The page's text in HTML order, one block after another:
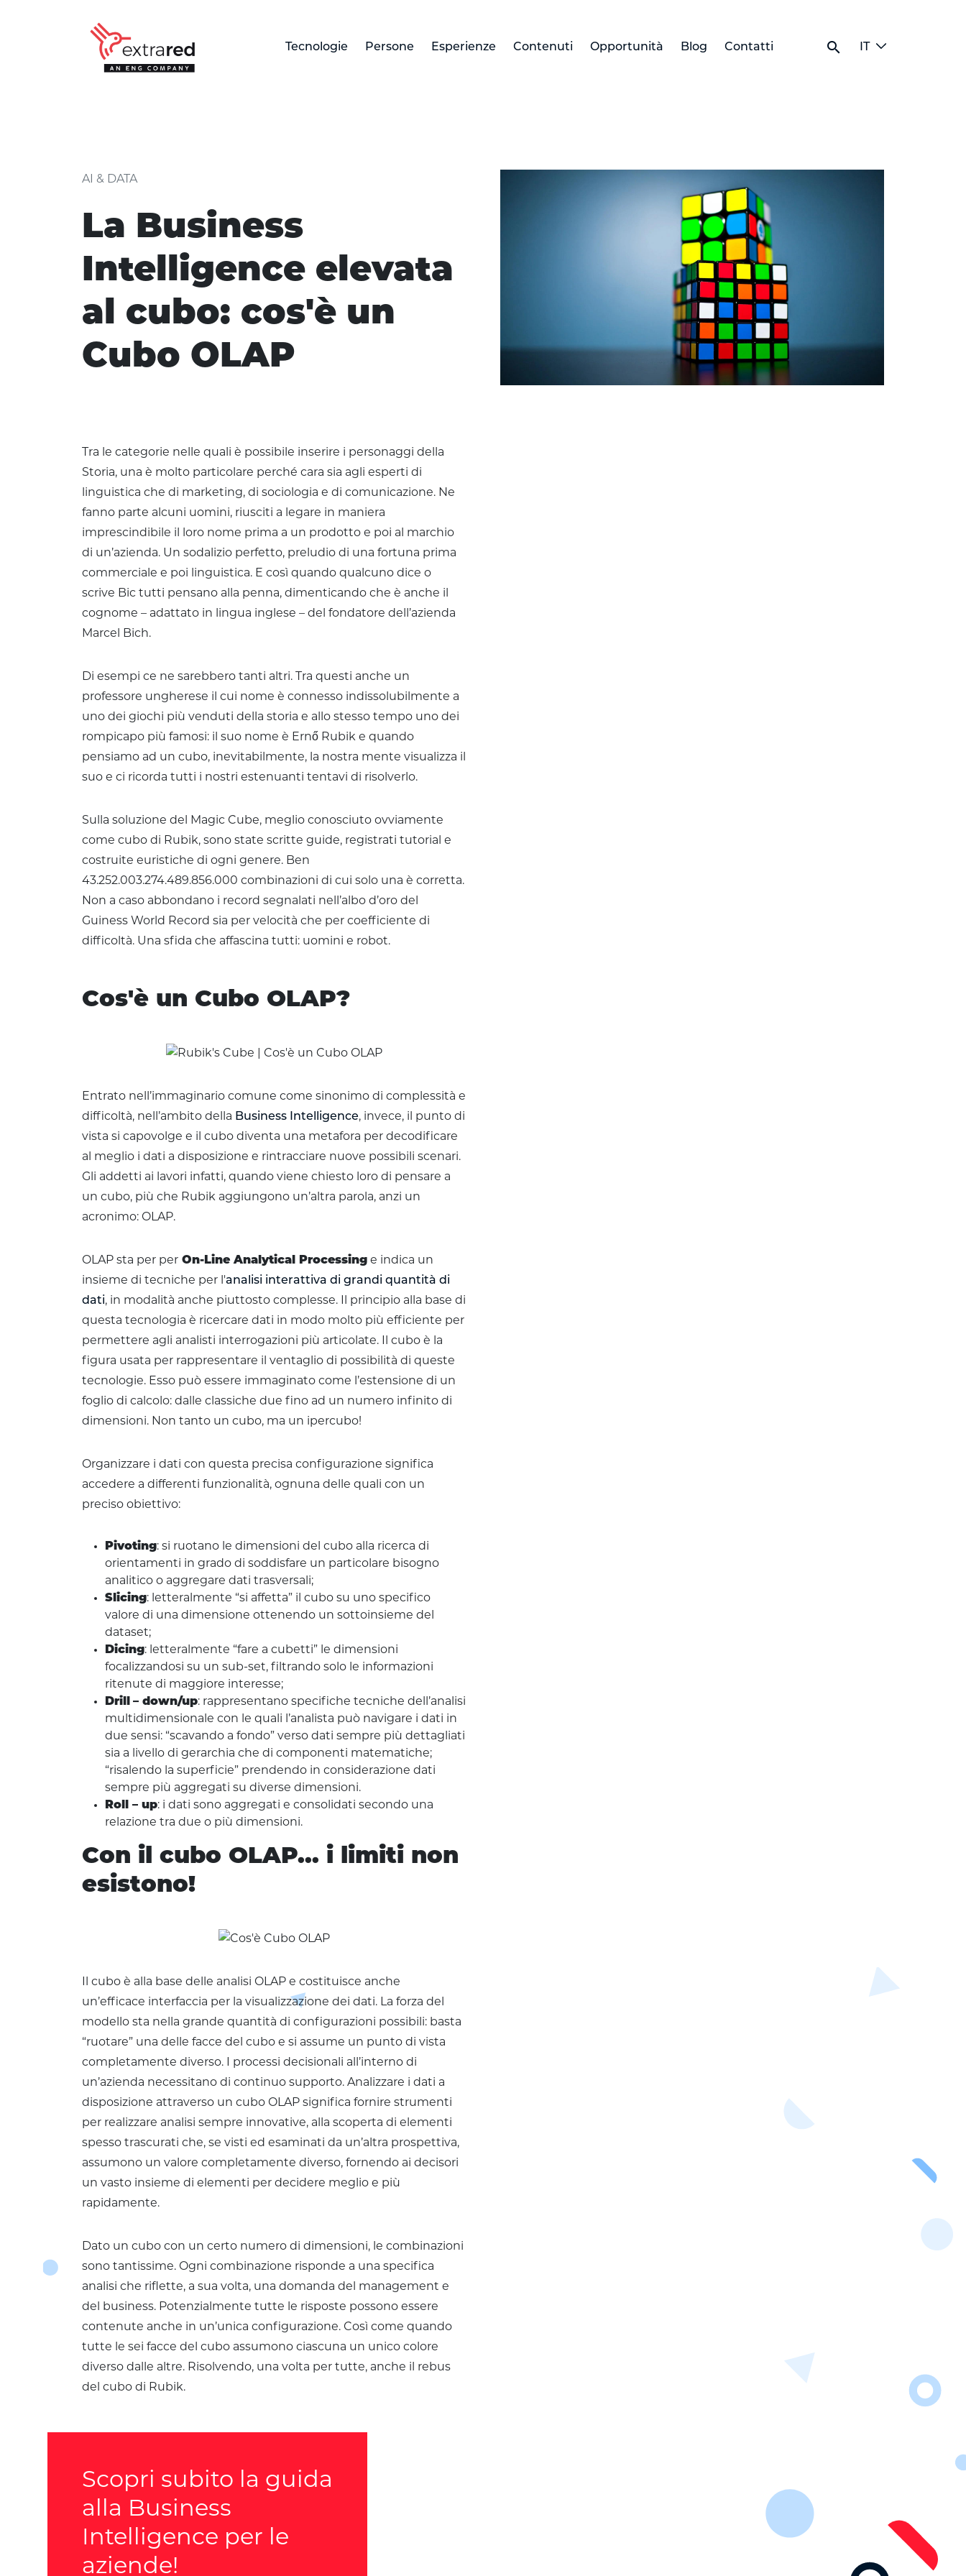
Tecnologie Persone Esperienze Contenuti Opportunità Blog Contatti search
AI & DATA
La Business
Intelligence elevata
al cubo: cos'è un
Cubo OLAP
Tra le categorie nelle quali è possibile inserire i personaggi della
Storia, una è molto particolare perché cara sia agli esperti di
linguistica che di marketing, di sociologia e di comunicazione. Ne
fanno parte alcuni uomini, riusciti a legare in maniera
imprescindibile il loro nome prima a un prodotto e poi al marchio
di un’azienda. Un sodalizio perfetto, preludio di una fortuna prima
commerciale e poi linguistica. E così quando qualcuno dice o
scrive Bic tutti pensano alla penna, dimenticando che è anche il
cognome – adattato in lingua inglese – del fondatore dell’azienda
Marcel Bich.
Di esempi ce ne sarebbero tanti altri. Tra questi anche un
professore ungherese il cui nome è connesso indissolubilmente a
uno dei giochi più venduti della storia e allo stesso tempo uno dei
rompicapo più famosi: il suo nome è Ernő Rubik e quando
pensiamo ad un cubo, inevitabilmente, la nostra mente visualizza il
suo e ci ricorda tutti i nostri estenuanti tentavi di risolverlo.
Sulla soluzione del Magic Cube, meglio conosciuto ovviamente
come cubo di Rubik, sono state scritte guide, registrati tutorial e
costruite euristiche di ogni genere. Ben
43.252.003.274.489.856.000 combinazioni di cui solo una è corretta.
Non a caso abbondano i record segnalati nell’albo d’oro del
Guiness World Record sia per velocità che per coefficiente di
difficoltà. Una sfida che affascina tutti: uomini e robot.
Cos'è un Cubo OLAP?
Entrato nell’immaginario comune come sinonimo di complessità e
difficoltà, nell’ambito della Business Intelligence, invece, il punto di
vista si capovolge e il cubo diventa una metafora per decodificare
al meglio i dati a disposizione e rintracciare nuove possibili scenari.
Gli addetti ai lavori infatti, quando viene chiesto loro di pensare a
un cubo, più che Rubik aggiungono un’altra parola, anzi un
acronimo: OLAP.
OLAP sta per per On-Line Analytical Processing e indica un
insieme di tecniche per l'analisi interattiva di grandi quantità di
dati, in modalità anche piuttosto complesse. Il principio alla base di
questa tecnologia è ricercare dati in modo molto più efficiente per
permettere agli analisti interrogazioni più articolate. Il cubo è la
figura usata per rappresentare il ventaglio di possibilità di queste
tecnologie. Esso può essere immaginato come l’estensione di un
foglio di calcolo: dalle classiche due fino ad un numero infinito di
dimensioni. Non tanto un cubo, ma un ipercubo!
Organizzare i dati con questa precisa configurazione significa
accedere a differenti funzionalità, ognuna delle quali con un
preciso obiettivo:
Pivoting: si ruotano le dimensioni del cubo alla ricerca di
orientamenti in grado di soddisfare un particolare bisogno
analitico o aggregare dati trasversali;
Slicing: letteralmente “si affetta” il cubo su uno specifico
valore di una dimensione ottenendo un sottoinsieme del
dataset;
Dicing: letteralmente “fare a cubetti” le dimensioni
focalizzandosi su un sub-set, filtrando solo le informazioni
ritenute di maggiore interesse;
Drill – down/up: rappresentano specifiche tecniche dell’analisi
multidimensionale con le quali l’analista può navigare i dati in
due sensi: “scavando a fondo” verso dati sempre più dettagliati
sia a livello di gerarchia che di componenti matematiche;
“risalendo la superficie” prendendo in considerazione dati
sempre più aggregati su diverse dimensioni.
Roll – up: i dati sono aggregati e consolidati secondo una
relazione tra due o più dimensioni.
Con il cubo OLAP... i limiti non
esistono!
Il cubo è alla base delle analisi OLAP e costituisce anche
un’efficace interfaccia per la visualizzazione dei dati. La forza del
modello sta nella grande quantità di configurazioni possibili: basta
“ruotare” una delle facce del cubo e si assume un punto di vista
completamente diverso. I processi decisionali all’interno di
un’azienda necessitano di continuo supporto. Analizzare i dati a
disposizione attraverso un cubo OLAP significa fornire strumenti
per realizzare analisi sempre innovative, alla scoperta di elementi
spesso trascurati che, se visti ed esaminati da un’altra prospettiva,
assumono un valore completamente diverso, fornendo ai decisori
un vasto insieme di elementi per decidere meglio e più
rapidamente.
Dato un cubo con un certo numero di dimensioni, le combinazioni
sono tantissime. Ogni combinazione risponde a una specifica
analisi che riflette, a sua volta, una domanda del management e
del business. Potenzialmente tutte le risposte possono essere
contenute anche in un’unica configurazione. Così come quando
tutte le sei facce del cubo assumono ciascuna un unico colore
diverso dalle altre. Risolvendo, una volta per tutte, anche il rebus
del cubo di Rubik.
Scopri subito la guida
alla Business
Intelligence per le
aziende!